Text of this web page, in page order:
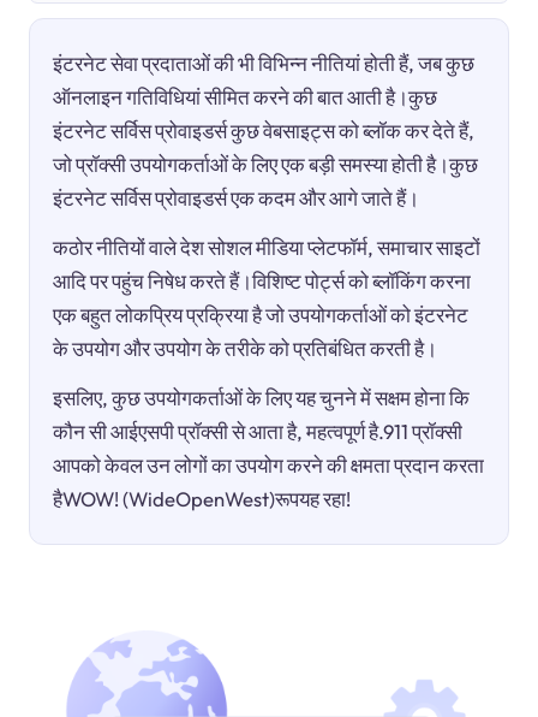
इंटरनेट सेवा प्रदाताओं की भी विभिन्न नीतियां होती हैं, जब कुछ
ऑनलाइन गतिविधियां सीमित करने की बात आती है।कुछ
इंटरनेट सर्विस प्रोवाइडर्स कुछ वेबसाइट्स को ब्लॉक कर देते हैं,
जो प्रॉक्सी उपयोगकर्ताओं के लिए एक बड़ी समस्या होती है।कुछ
इंटरनेट सर्विस प्रोवाइडर्स एक कदम और आगे जाते हैं।
कठोर नीतियों वाले देश सोशल मीडिया प्लेटफॉर्म, समाचार साइटों
आदि पर पहुंच निषेध करते हैं।विशिष्ट पोर्ट्स को ब्लॉकिंग करना
एक बहुत लोकप्रिय प्रक्रिया है जो उपयोगकर्ताओं को इंटरनेट
के उपयोग और उपयोग के तरीके को प्रतिबंधित करती है।
इसलिए, कुछ उपयोगकर्ताओं के लिए यह चुनने में सक्षम होना कि
कौन सी आईएसपी प्रॉक्सी से आता है, महत्वपूर्ण है.911 प्रॉक्सी
आपको केवल उन लोगों का उपयोग करने की क्षमता प्रदान करता
हैWOW! (WideOpenWest)रूपयह रहा!